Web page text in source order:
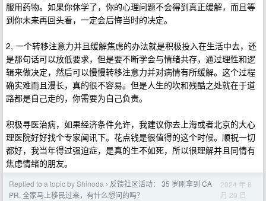
服用药物。如果你休学了，你的心理问题不会得到真正缓解，而且等
到你未来再回头看，一定会后悔当时的决定。
2, 一个转移注意力并且缓解焦虑的办法就是积极投入在生活中去，还
是那句话可以放低要求，但是要不断学会与情绪共存，通过理性和逻
辑来做决定，然后可以慢慢转移注意力并对病情有所缓解。这个过程
确实难而且漫长，真的很不容易。但是人生的坎和残酷之处就在于道
路都是自己走的，你需要为自己负责。
积极寻医治病，如果经济条件允许，我建议你去上海或者北京的大心
理医院好好找个专家闻讯下。花点钱是很值得的这个时候。顺祝一切
都好，我当年得过强迫症，是真的生不如死，所以很理解并且同情有
焦虑情绪的朋友。
Replied to a topic by Shinoda › 反馈社区活动： 35 岁刚拿到 CA
PR, 全家马上移民过来，有什么想问的吗？
2024 年 8
月 20 日